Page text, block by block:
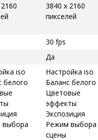
3840 x 2160
пикселей
30 fps
Да
iso
белого
Настройка iso
Баланс белого
Цветовые
эффекты
Экспозиция
Режим выбора
сцены